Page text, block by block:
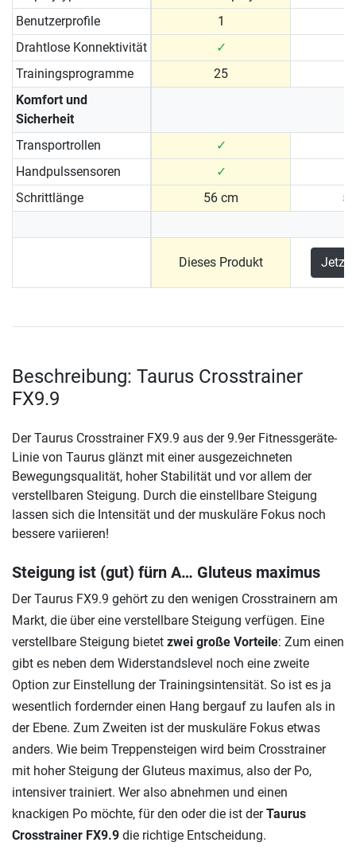
Benutzerprofile
1
Drahtlose Konnektivität
✓
Trainingsprogramme
25
Komfort und
Sicherheit
Transportrollen
✓
Handpulssensoren
✓
Schrittlänge
56 cm
Dieses Produkt Jetzt
Beschreibung: Taurus Crosstrainer
FX9.9
Der Taurus Crosstrainer FX9.9 aus der 9.9er Fitnessgeräte-
Linie von Taurus glänzt mit einer ausgezeichneten
Bewegungsqualität, hoher Stabilität und vor allem der
verstellbaren Steigung. Durch die einstellbare Steigung
lassen sich die Intensität und der muskuläre Fokus noch
bessere variieren!
Steigung ist (gut) fürn A… Gluteus maximus
Der Taurus FX9.9 gehört zu den wenigen Crosstrainern am
Markt, die über eine verstellbare Steigung verfügen. Eine
verstellbare Steigung bietet zwei große Vorteile: Zum einen
gibt es neben dem Widerstandslevel noch eine zweite
Option zur Einstellung der Trainingsintensität. So ist es ja
wesentlich fordernder einen Hang bergauf zu laufen als in
der Ebene. Zum Zweiten ist der muskuläre Fokus etwas
anders. Wie beim Treppensteigen wird beim Crosstrainer
mit hoher Steigung der Gluteus maximus, also der Po,
intensiver trainiert. Wer also abnehmen und einen
knackigen Po möchte, für den oder die ist derTaurus
Crosstrainer FX9.9 die richtige Entscheidung.